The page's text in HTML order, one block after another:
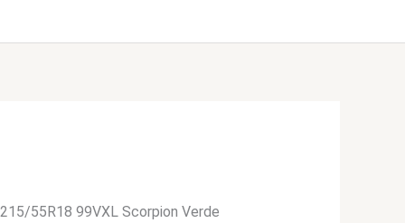
55R18 99VXL Scorpion Verde